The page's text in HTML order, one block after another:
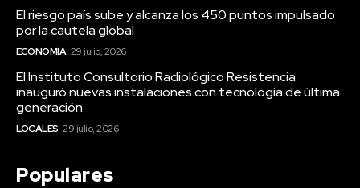
El riesgo país sube y alcanza los 450 puntos impulsado
por la cautela global
ECONOMÍA 29 julio, 2026
El Instituto Consultorio Radiológico Resistencia
inauguró nuevas instalaciones con tecnología de última
generación
LOCALES 29 julio, 2026
Populares